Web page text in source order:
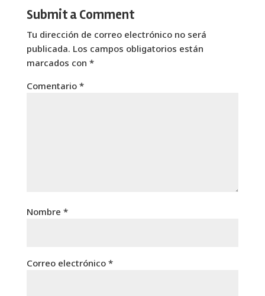
Submit a Comment
Tu dirección de correo electrónico no será
publicada. Los campos obligatorios están
marcados con *
Comentario *
Nombre *
Correo electrónico *